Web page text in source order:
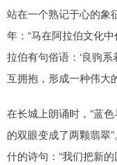
站在一个熟记于心的象
年：“马在阿拉伯文化
拉伯有句俗语：‘良驹系
互拥抱，形成一种伟大
在长城上朗诵时，“蓝
的双眼变成了两颗翡翠
什的诗句：“我们把新